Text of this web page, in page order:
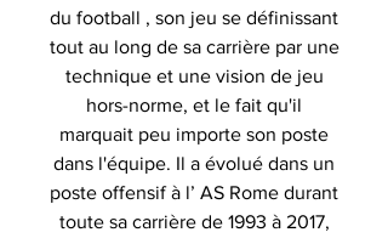
du football , son jeu se définissant
tout au long de sa carrière par une
technique et une vision de jeu
hors-norme, et le fait qu'il
marquait peu importe son poste
dans l'équipe. Il a évolué dans un
poste offensif à l’ AS Rome durant
toute sa carrière de 1993 à 2017,